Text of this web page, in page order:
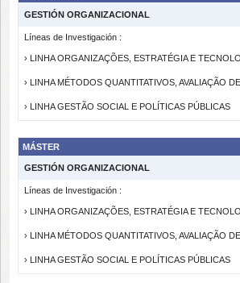
GESTIÓN ORGANIZACIONAL
Líneas de Investigación :
› LINHA ORGANIZAÇÕES, ESTRATÉGIA E
› LINHA MÉTODOS QUANTITATIVOS, AVALIAÇÃO
› LINHA GESTÃO SOCIAL E POLÍTICAS PÚBLICAS
MÁSTER
GESTIÓN ORGANIZACIONAL
Líneas de Investigación :
› LINHA ORGANIZAÇÕES, ESTRATÉGIA E
› LINHA MÉTODOS QUANTITATIVOS, AVALIAÇÃO
› LINHA GESTÃO SOCIAL E POLÍTICAS PÚBLICAS